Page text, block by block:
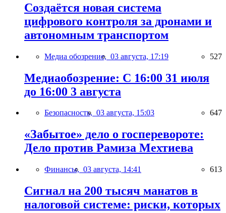
Создаётся новая система
цифрового контроля за дронами и
автономным транспортом
Медиа обозрение, 03 августа, 17:19 527
Медиаобозрение: С 16:00 31 июля
до 16:00 3 августа
Безопасность, 03 августа, 15:03 647
«Забытое» дело о госперевороте:
Дело против Рамиза Мехтиева
Финансы, 03 августа, 14:41 613
Сигнал на 200 тысяч манатов в
налоговой системе: риски, которых